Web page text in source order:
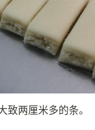
致两厘米多的条。